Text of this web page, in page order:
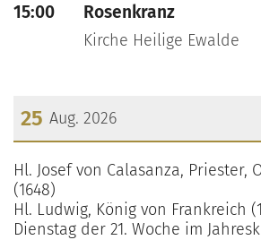
15:00 Rosenkranz
Kirche Heilige Ewalde
25 Aug. 2026
???msg.page.sr.date??? 25. August
Hl. Josef von Calasanza, Priester,
(1648)
Hl. Ludwig, König von Frankreich
Dienstag der 21. Woche im